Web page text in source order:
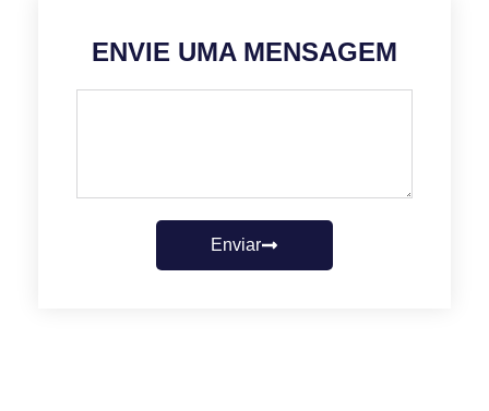
ENVIE UMA MENSAGEM
Enviar